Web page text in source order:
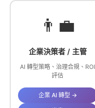
👨‍💼
企業決策者 / 主管
AI 轉型策略、治理合規、ROI
評估
企業 AI 轉型 →